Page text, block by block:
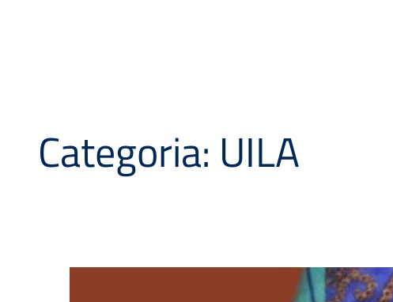
Categoria: UILA